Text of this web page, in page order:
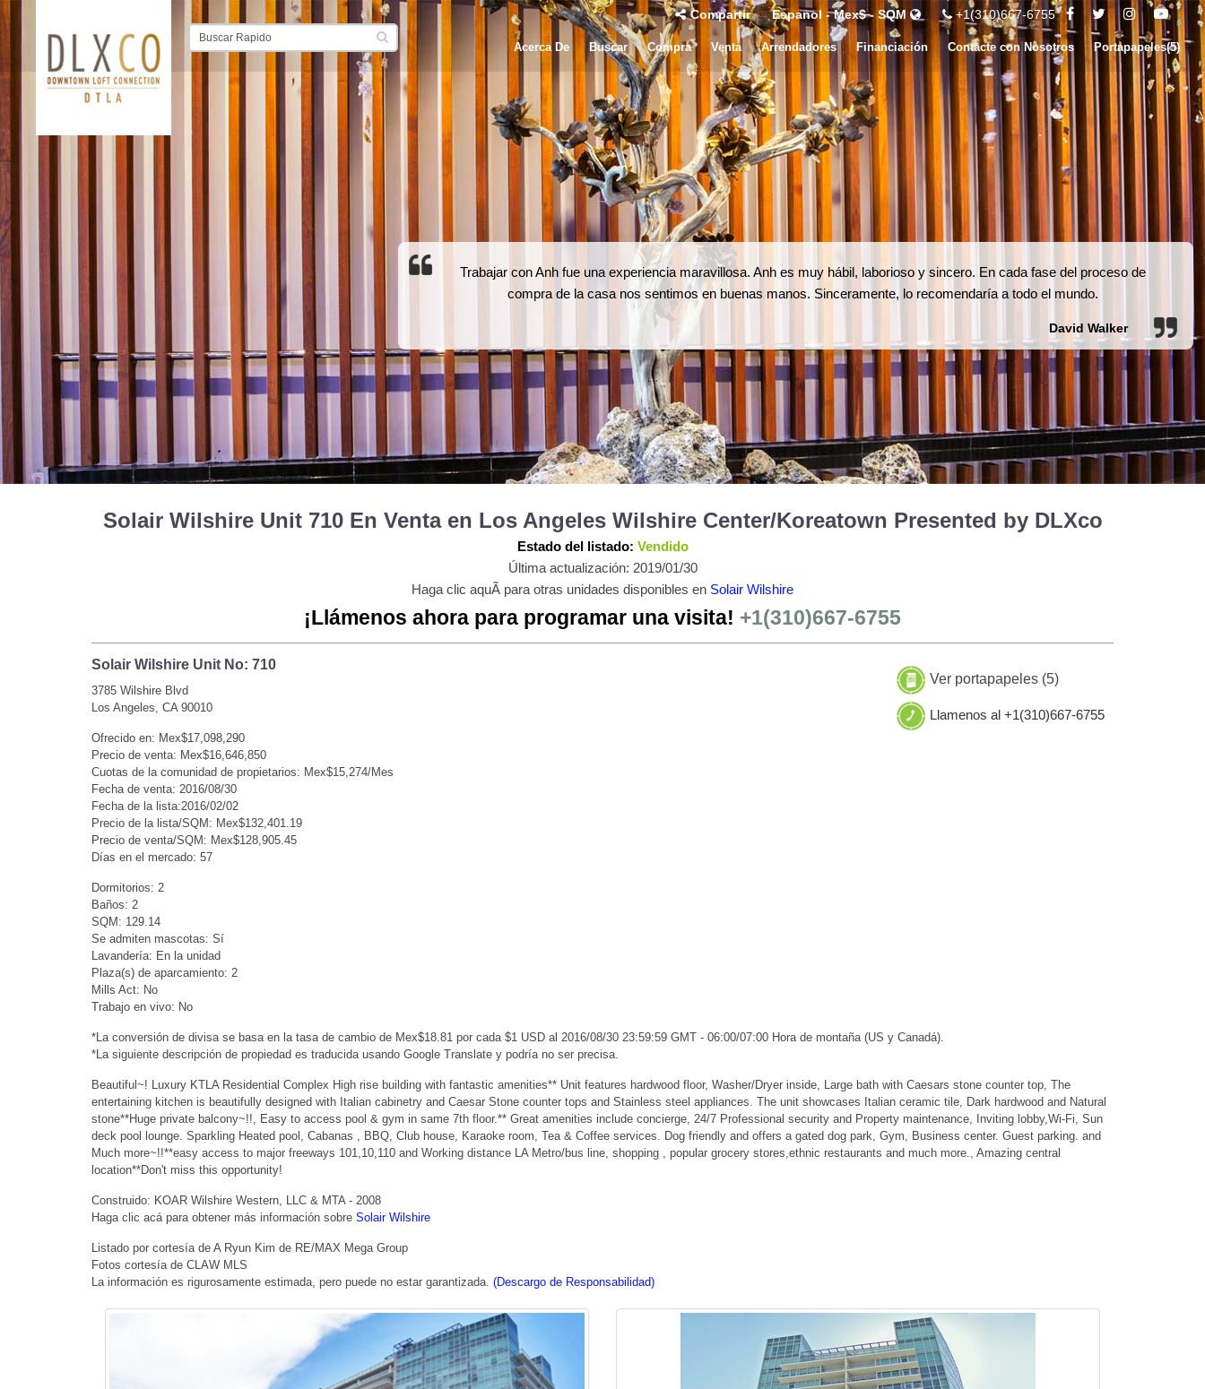
Compartir Espanol - Mex$ - SQM +1(310)667-6755
Acerca De Buscar Compra Venta Arrendadores Financiación Contacte con Nosotros Portapapeles(5)
Trabajar con Anh fue una experiencia maravillosa. Anh es muy hábil, laborioso y sincero. En cada fase del proceso de
compra de la casa nos sentimos en buenas manos. Sinceramente, lo recomendaría a todo el mundo.
David Walker
Solair Wilshire Unit 710 En Venta en Los Angeles Wilshire Center/Koreatown Presented by DLXco
Estado del listado: Vendido
Última actualización: 2019/01/30
Haga clic aquÃ­ para otras unidades disponibles en Solair Wilshire
¡Llámenos ahora para programar una visita! +1(310)667-6755
Solair Wilshire Unit No: 710
3785 Wilshire Blvd
Los Angeles, CA 90010
Ofrecido en: Mex$17,098,290
Precio de venta: Mex$16,646,850
Cuotas de la comunidad de propietarios: Mex$15,274/Mes
Fecha de venta: 2016/08/30
Fecha de la lista:2016/02/02
Precio de la lista/SQM: Mex$132,401.19
Precio de venta/SQM: Mex$128,905.45
Días en el mercado: 57
Dormitorios: 2
Baños: 2
SQM: 129.14
Se admiten mascotas: Sí
Lavandería: En la unidad
Plaza(s) de aparcamiento: 2
Mills Act: No
Trabajo en vivo: No
Ver portapapeles (5)
Llamenos al +1(310)667-6755
*La conversión de divisa se basa en la tasa de cambio de Mex$18.81 por cada $1 USD al 2016/08/30 23:59:59 GMT - 06:00/07:00 Hora de montaña (US y Canadá).
*La siguiente descripción de propiedad es traducida usando Google Translate y podría no ser precisa.
Beautiful~! Luxury KTLA Residential Complex High rise building with fantastic amenities** Unit features hardwood floor, Washer/Dryer inside, Large bath with Caesars stone counter top, The
entertaining kitchen is beautifully designed with Italian cabinetry and Caesar Stone counter tops and Stainless steel appliances. The unit showcases Italian ceramic tile, Dark hardwood and Natural
stone**Huge private balcony~!!, Easy to access pool & gym in same 7th floor.** Great amenities include concierge, 24/7 Professional security and Property maintenance, Inviting lobby,Wi-Fi, Sun
deck pool lounge. Sparkling Heated pool, Cabanas , BBQ, Club house, Karaoke room, Tea & Coffee services. Dog friendly and offers a gated dog park, Gym, Business center. Guest parking. and
Much more~!!**easy access to major freeways 101,10,110 and Working distance LA Metro/bus line, shopping , popular grocery stores,ethnic restaurants and much more., Amazing central
location**Don't miss this opportunity!
Construido: KOAR Wilshire Western, LLC & MTA - 2008
Haga clic acá para obtener más información sobre Solair Wilshire
Listado por cortesía de A Ryun Kim de RE/MAX Mega Group
Fotos cortesía de CLAW MLS
La información es rigurosamente estimada, pero puede no estar garantizada. (Descargo de Responsabilidad)